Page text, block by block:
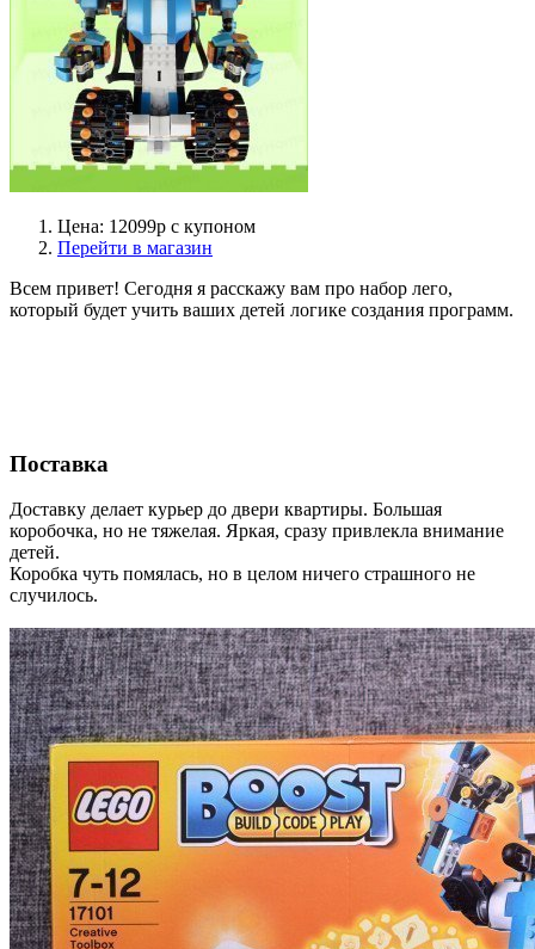
Цена: 12099р с купоном
Перейти в магазин
Всем привет! Сегодня я расскажу вам про набор лего,
который будет учить ваших детей логике создания программ.
Поставка
Доставку делает курьер до двери квартиры. Большая
коробочка, но не тяжелая. Яркая, сразу привлекла внимание
детей.
Коробка чуть помялась, но в целом ничего страшного не
случилось.